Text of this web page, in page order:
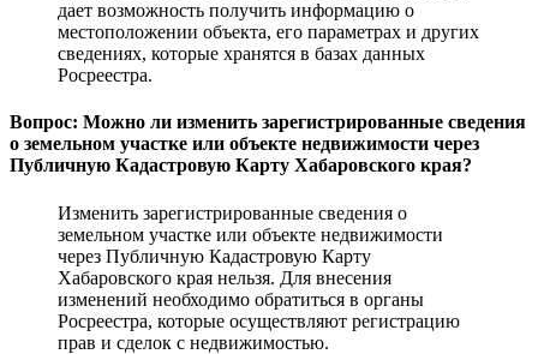
дает возможность получить информацию о
местоположении объекта, его параметрах и других
сведениях, которые хранятся в базах данных
Росреестра.
Вопрос: Можно ли изменить зарегистрированные сведения
о земельном участке или объекте недвижимости через
Публичную Кадастровую Карту Хабаровского края?
Изменить зарегистрированные сведения о
земельном участке или объекте недвижимости
через Публичную Кадастровую Карту
Хабаровского края нельзя. Для внесения
изменений необходимо обратиться в органы
Росреестра, которые осуществляют регистрацию
прав и сделок с недвижимостью.